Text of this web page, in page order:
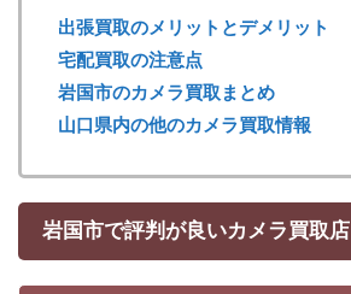
出張買取のメリットとデメリット
宅配買取の注意点
岩国市のカメラ買取まとめ
山口県内の他のカメラ買取情報
岩国市で評判が良いカメラ買取店